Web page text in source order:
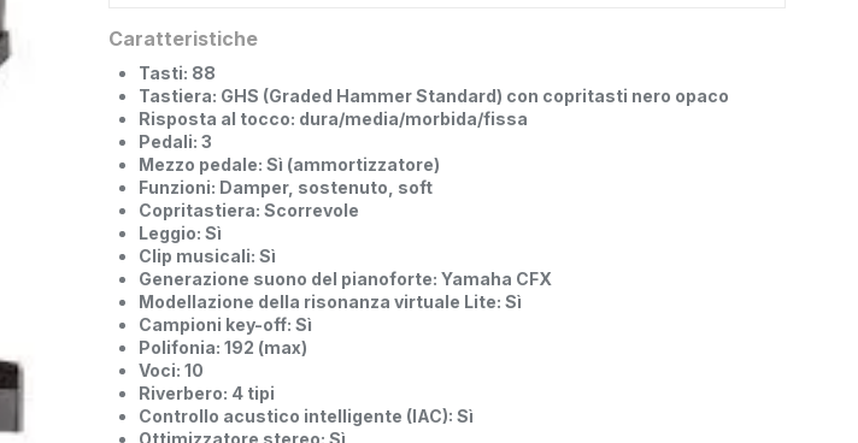
Caratteristiche
Tasti: 88
Tastiera: GHS (Graded Hammer Standard) con copritasti nero opaco
Risposta al tocco: dura/media/morbida/fissa
Pedali: 3
Mezzo pedale: Sì (ammortizzatore)
Funzioni: Damper, sostenuto, soft
Copritastiera: Scorrevole
Leggio: Sì
Clip musicali: Sì
Generazione suono del pianoforte: Yamaha CFX
Modellazione della risonanza virtuale Lite: Sì
Campioni key-off: Sì
Polifonia: 192 (max)
Voci: 10
Riverbero: 4 tipi
Controllo acustico intelligente (IAC): Sì